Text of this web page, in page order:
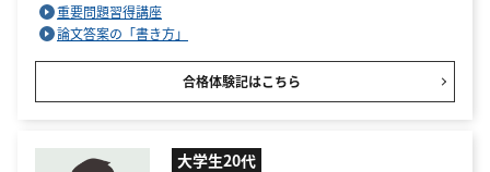
重要問題習得講座
論文答案の「書き方」
合格体験記はこちら
大学生20代